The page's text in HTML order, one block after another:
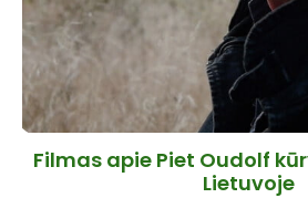
Filmas apie Piet Oudolf
Lietuvoje